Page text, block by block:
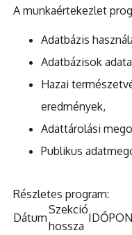
A munkaértekezlet
Adatbázis
Adatbázisok
Hazai
eredmények,
Adattárolási
Publikus
Részletes program:
Dátum
Szekció
hossza